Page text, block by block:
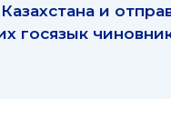
и
госязык